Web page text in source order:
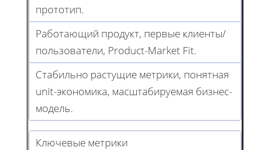
прототип.
Работающий продукт, первые клиенты/
пользователи, Product-Market Fit.
Стабильно растущие метрики, понятная
unit-экономика, масштабируемая бизнес-
модель.
Ключевые метрики